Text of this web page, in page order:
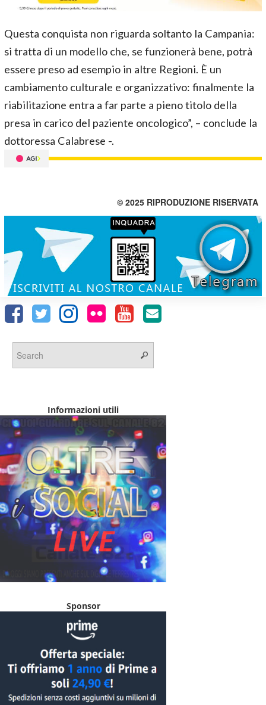
Questa conquista non riguarda soltanto la Campania:
si tratta di un modello che, se funzionerà bene, potrà
essere preso ad esempio in altre Regioni. È un
cambiamento culturale e organizzativo: finalmente la
riabilitazione entra a far parte a pieno titolo della
presa in carico del paziente oncologico”, – conclude la
dottoressa Calabrese -.
© 2025 RIPRODUZIONE RISERVATA
Informazioni utili
Sponsor